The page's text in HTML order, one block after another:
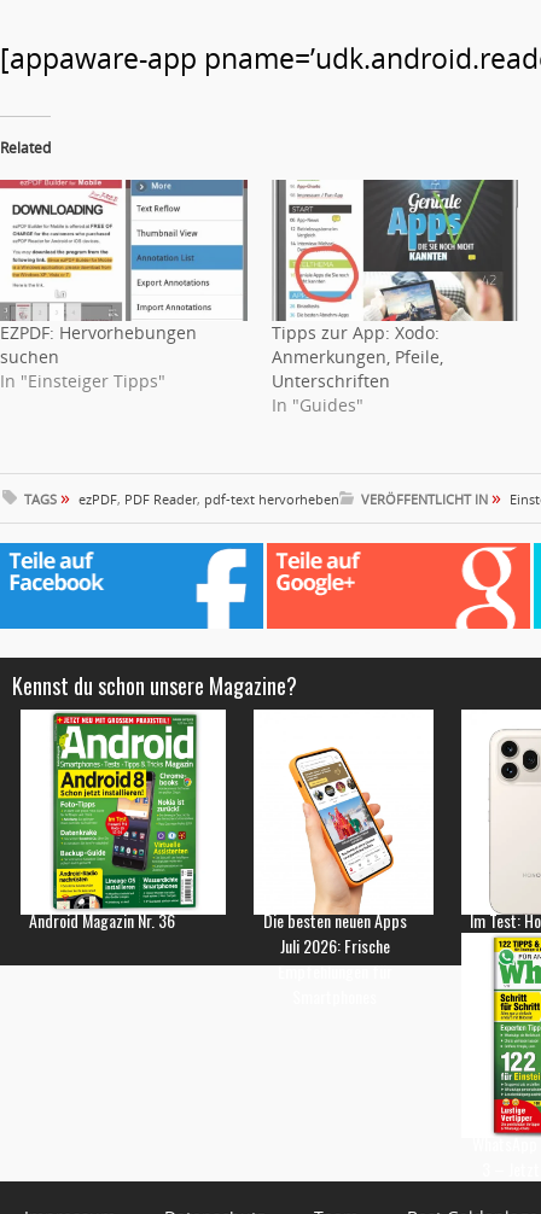
[appaware-app
Related
EZPDF: Hervorhebungen
suchen
In "Einsteiger Tipps"
Tipps zur App: Xodo:
Anmerkungen, Pfeile,
Unterschriften
In "Guides"
TAGS » ezPDF, PDF Reader, pdf-text hervorheben VERÖFFENTLICHT IN »
Kennst du schon unsere Magazine?
Android Magazin Nr. 36
Die besten neuen Apps
Juli 2026: Frische
Empfehlungen für
Im Test: